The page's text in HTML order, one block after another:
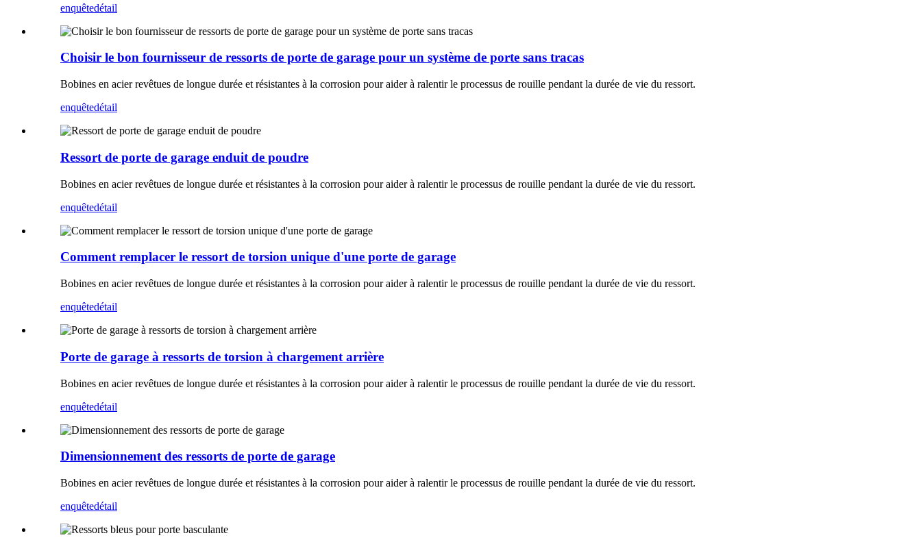
enquêtedétail
Choisir le bon fournisseur de ressorts de porte de garage pour un système de porte sans tracas
Bobines en acier revêtues de longue durée et résistantes à la corrosion pour aider à ralentir le processus de rouille pendant la durée de vie du ressort.
enquêtedétail
Ressort de porte de garage enduit de poudre
Bobines en acier revêtues de longue durée et résistantes à la corrosion pour aider à ralentir le processus de rouille pendant la durée de vie du ressort.
enquêtedétail
Comment remplacer le ressort de torsion unique d'une porte de garage
Bobines en acier revêtues de longue durée et résistantes à la corrosion pour aider à ralentir le processus de rouille pendant la durée de vie du ressort.
enquêtedétail
Porte de garage à ressorts de torsion à chargement arrière
Bobines en acier revêtues de longue durée et résistantes à la corrosion pour aider à ralentir le processus de rouille pendant la durée de vie du ressort.
enquêtedétail
Dimensionnement des ressorts de porte de garage
Bobines en acier revêtues de longue durée et résistantes à la corrosion pour aider à ralentir le processus de rouille pendant la durée de vie du ressort.
enquêtedétail